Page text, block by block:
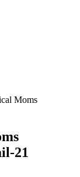
Moms
21